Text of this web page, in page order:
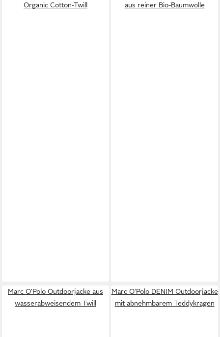
Organic Cotton-Twill
aus reiner Bio-Baumwolle
Marc O'Polo Outdoorjacke aus
wasserabweisendem Twill
Marc O'Polo DENIM Outdoorjacke
mit abnehmbarem Teddykragen